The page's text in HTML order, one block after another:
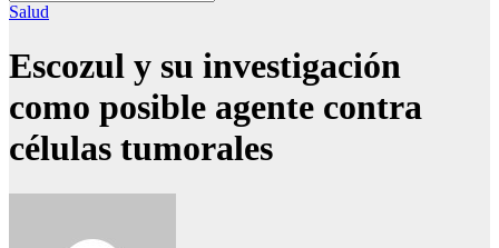
Salud
Escozul y su investigación
como posible agente contra
células tumorales